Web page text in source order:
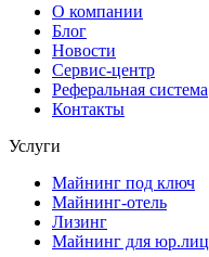
О компании
Блог
Новости
Сервис-центр
Реферальная система
Контакты
Услуги
Майнинг под ключ
Майнинг-отель
Лизинг
Майнинг для юр.лиц